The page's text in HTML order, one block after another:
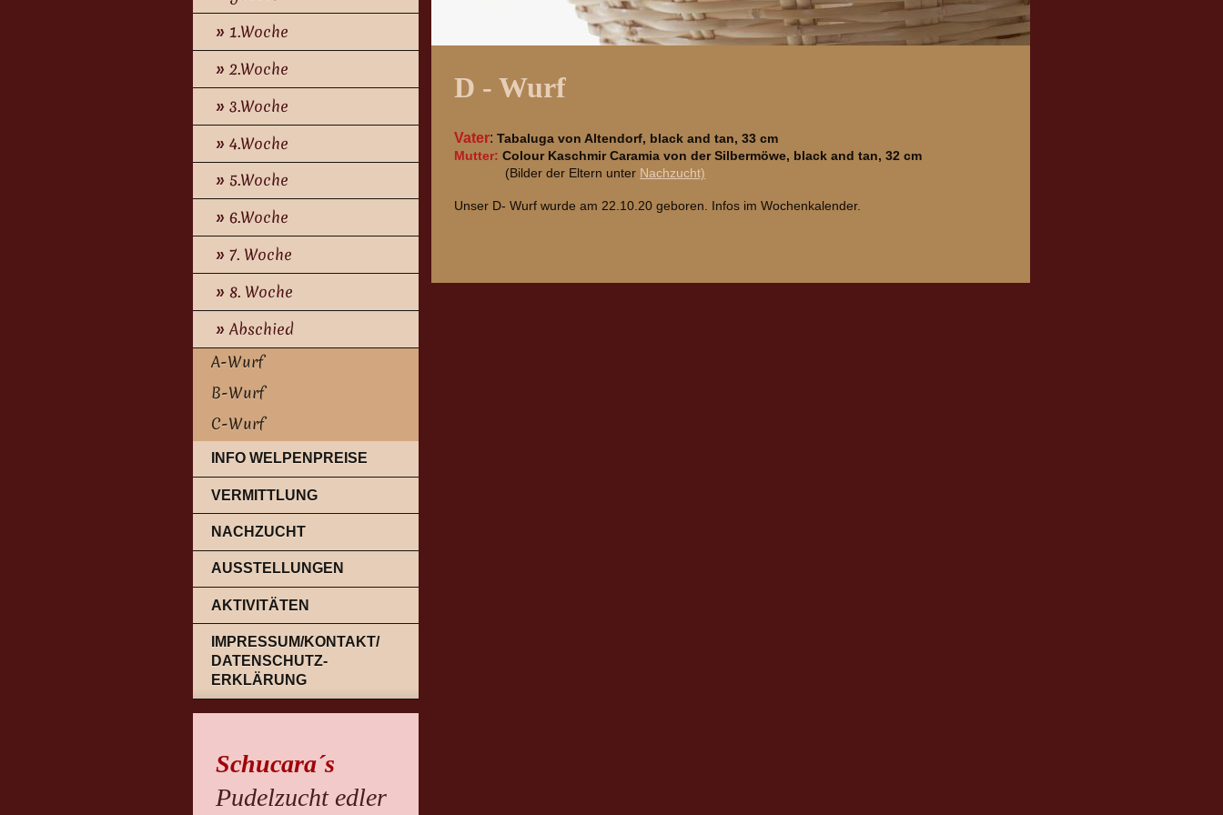
D - Wurf
Vater: Tabaluga von Altendorf, black and tan, 33 cm
Mutter: Colour Kaschmir Caramia von der Silbermöwe, black and tan, 32 cm
(Bilder der Eltern unter Nachzucht)
Unser D- Wurf wurde am 22.10.20 geboren. Infos im Wochenkalender.
1.Woche
2.Woche
3.Woche
4.Woche
5.Woche
6.Woche
7. Woche
8. Woche
Abschied
A-Wurf
B-Wurf
C-Wurf
INFO WELPENPREISE
VERMITTLUNG
NACHZUCHT
AUSSTELLUNGEN
AKTIVITÄTEN
IMPRESSUM/KONTAKT/
DATENSCHUTZ-
ERKLÄRUNG
Schucara´s
Pudelzucht edler